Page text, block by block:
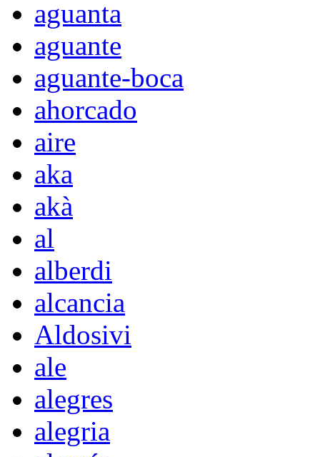
aguanta
aguante
aguante-boca
ahorcado
aire
aka
akà
al
alberdi
alcancia
Aldosivi
ale
alegres
alegria